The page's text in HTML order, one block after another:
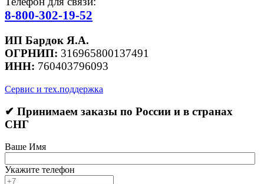
8-800-302-19-52
ИП Бардок Я.А.
ОГРНИП: 316965800137491
ИНН: 760403796093
Сервис и тех.поддержка
✔ Принимаем заказы по России и в странах
СНГ
Ваше Имя
Укажите телефон